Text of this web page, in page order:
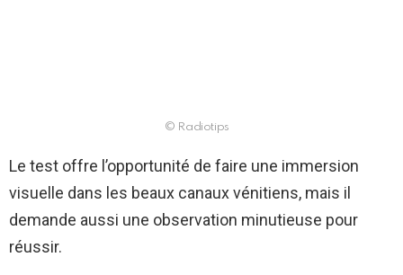
© Radiotips
Le test offre l’opportunité de faire une immersion
visuelle dans les beaux canaux vénitiens, mais il
demande aussi une observation minutieuse pour
réussir.